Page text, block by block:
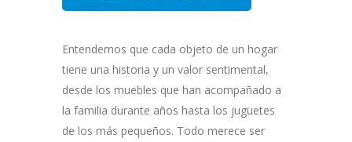
Entendemos que cada objeto de un hogar
tiene una historia y un valor sentimental,
desde los muebles que han acompañado a
la familia durante años hasta los juguetes
de los más pequeños. Todo merece ser